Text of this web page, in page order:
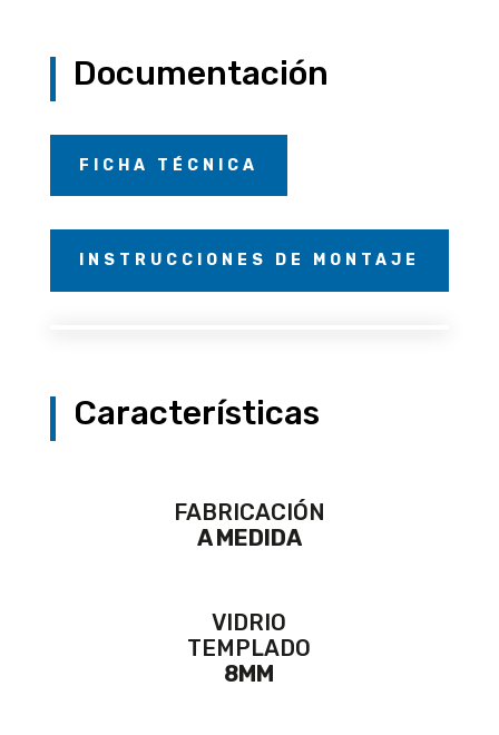
Documentación
FICHA TÉCNICA
INSTRUCCIONES DE MONTAJE
Características
FABRICACIÓN
A MEDIDA
VIDRIO
TEMPLADO
8MM